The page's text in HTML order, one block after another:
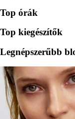
Top órák
Top kiegészítők
Legnépszerűbb